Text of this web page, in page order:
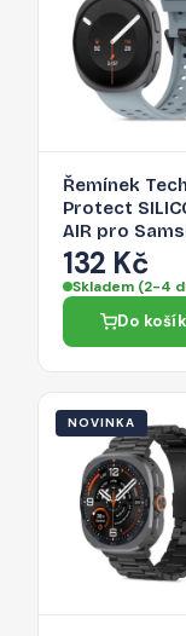
Řemínek
Protect
AIR pro
Galaxy Watch
/ Classic (40 /
46 MM) -
grey
132 Kč
Skladem (2-4
Do
NOVINKA